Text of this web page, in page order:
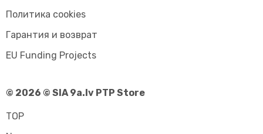
Политика cookies
Гарантия и возврат
EU Funding Projects
© 2026 © SIA 9a.lv PTP Store
TOP